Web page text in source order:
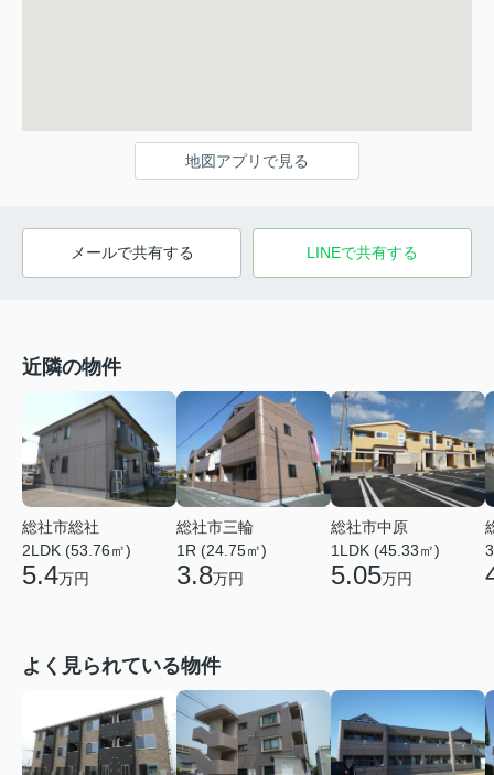
地図アプリで見る
メールで共有する LINEで共有する
近隣の物件
総社市総社
2LDK (53.76㎡)
5.4万円
総社市三輪
1R (24.75㎡)
3.8万円
総社市中原
1LDK (45.33㎡)
5.05万円
よく見られている物件